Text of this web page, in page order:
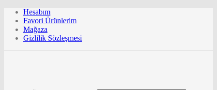
Hesabım
Favori Ürünlerim
Mağaza
Gizlilik Sözleşmesi